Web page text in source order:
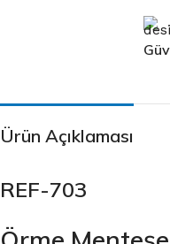
Ürün Açıklaması
REF-703